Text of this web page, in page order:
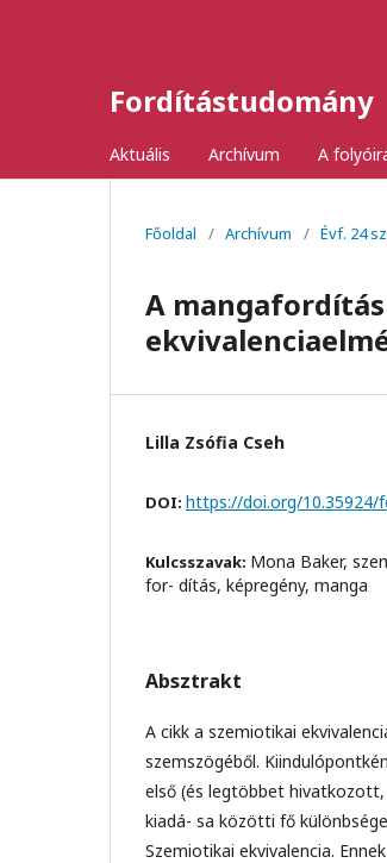
Fordítástudomány
Aktuális Archívum A
Főoldal / Archívum / Évf. 24
A
Lilla Zsófia Cseh
DOI: https://doi.org/10.35924/
Kulcsszavak: Mona Baker,
for- dítás, képregény, manga
Absztrakt
A cikk a szemiotikai
szemszögéből.
első (és legtöbbet hivatkozott,
kiadá- sa közötti fő
Szemiotikai ekvivalencia.